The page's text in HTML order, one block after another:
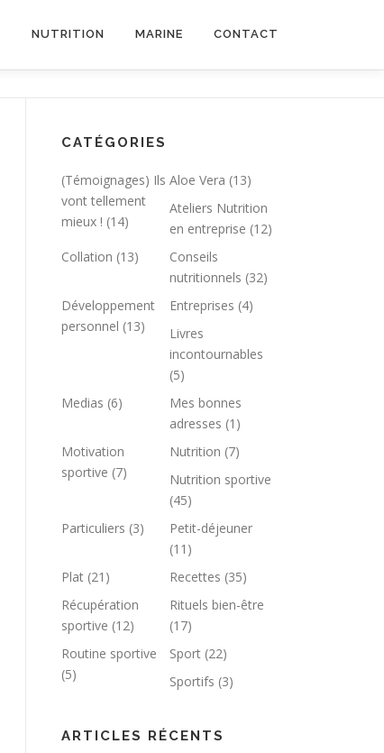
NUTRITION MARINE CONTACT
CATÉGORIES
(Témoignages) Ils
vont tellement
mieux ! (14)
Aloe Vera (13)
Ateliers Nutrition
en entreprise (12)
Collation (13)
Conseils
nutritionnels (32)
Développement
personnel (13)
Entreprises (4)
Livres
incontournables
(5)
Medias (6)
Mes bonnes
adresses (1)
Motivation
sportive (7)
Nutrition (7)
Nutrition sportive
(45)
Particuliers (3)
Petit-déjeuner
(11)
Plat (21) Recettes (35)
Récupération
sportive (12)
Rituels bien-être
(17)
Routine sportive
(5)
Sport (22)
Sportifs (3)
ARTICLES RÉCENTS